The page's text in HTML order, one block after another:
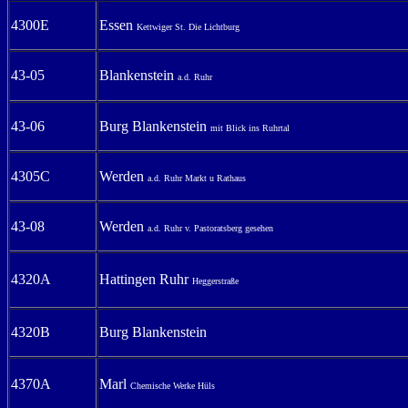
4300E Essen Kettwiger St. Die Lichtburg
43-05 Blankenstein a.d. Ruhr
43-06 Burg Blankenstein mit Blick ins Ruhrtal
4305C Werden a.d. Ruhr Markt u Rathaus
43-08 Werden a.d. Ruhr v. Pastoratsberg gesehen
4320A Hattingen Ruhr Heggerstraße
4320B Burg Blankenstein
4370A Marl Chemische Werke Hüls